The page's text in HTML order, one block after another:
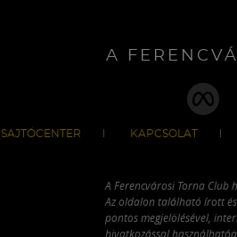
A
SAJTÓCENTER KAPCSOLAT
A Ferencvárosi Torna Club
Az oldalon található írott
pontos megjelölésével,
hivatkozással